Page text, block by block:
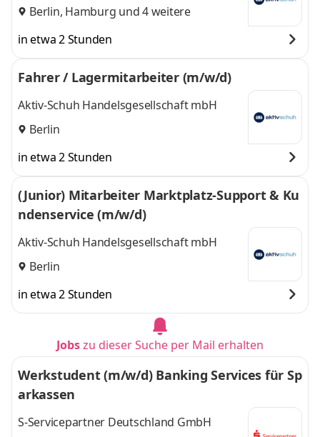
Berlin, Hamburg und 4 weitere
in etwa 2 Stunden
Fahrer / Lagermitarbeiter (m/w/d)
Aktiv-Schuh Handelsgesellschaft mbH
Berlin
in etwa 2 Stunden
(Junior) Mitarbeiter Marktplatz-Support & Ku
ndenservice (m/w/d)
Aktiv-Schuh Handelsgesellschaft mbH
Berlin
in etwa 2 Stunden
Jobszu dieser Suche per Mail erhalten
Werkstudent (m/w/d) Banking Services für Sp
arkassen
S-Servicepartner Deutschland GmbH